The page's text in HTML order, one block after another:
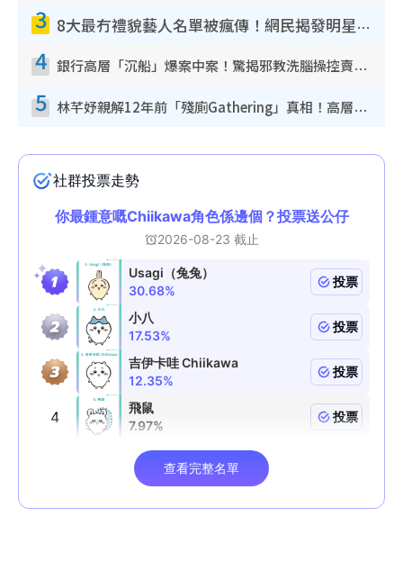
3 8大最冇禮貌藝人名單被瘋傳！網民揭發明星真面目 一致數臭呢位係無品天花板？
4 銀行高層「沉船」爆案中案！驚揭邪教洗腦操控賣淫被吞600萬 幕後黑手講多錯多
5 林芊妤親解12年前「殘廁Gathering」真相！高層解約一句話重創尊嚴至今拒返TVB